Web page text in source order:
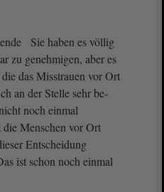
Sie haben es völlig
zu genehmigen, aber es
das Misstrauen vor Ort
an der Stelle sehr be-
noch einmal
Menschen vor Ort
Entscheidung
ist schon noch einmal